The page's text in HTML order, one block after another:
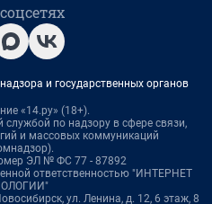
и государственных органов
«14.ру» (18+).
по надзору в сфере связи,
и массовых коммуникаций
ЭЛ № ФС 77 - 87892
ответственностью "ИНТЕРНЕТ
ул. Ленина, д. 12, 6 этаж, 8